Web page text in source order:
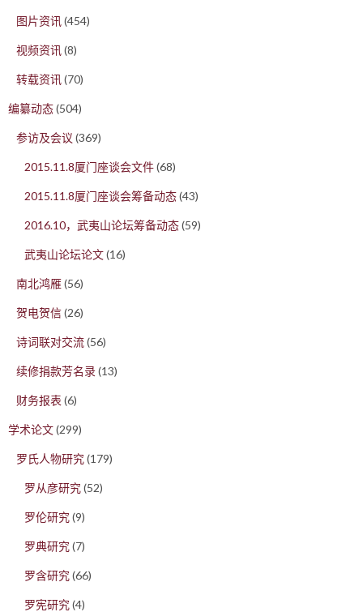
图片资讯(454)
视频资讯(8)
转载资讯(70)
编纂动态(504)
参访及会议 (369)
2015.11.8厦门座谈会文件(68)
2015.11.8厦门座谈会筹备动态(43)
2016.10，武夷山论坛筹备动态(59)
武夷山论坛论文(16)
南北鸿雁(56)
贺电贺信(26)
诗词联对交流(56)
续修捐款芳名录(13)
财务报表 (6)
学术论文(299)
罗氏人物研究(179)
罗从彦研究(52)
罗伦研究(9)
罗典研究(7)
罗含研究(66)
罗宪研究(4)